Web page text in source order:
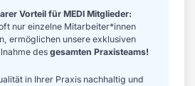
Vorteil für MEDI Mitglieder:
nur einzelne Mitarbeiter*innen
ermöglichen unsere exklusiven
des gesamten Praxisteams!
in Ihrer Praxis nachhaltig und